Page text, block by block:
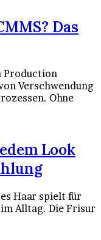
Das
Production
Verschwendung
Ohne
Look
Haar spielt für
Alltag. Die Frisur